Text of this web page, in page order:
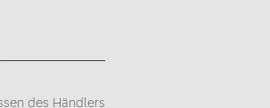
des Händlers